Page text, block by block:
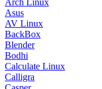
Asus
AV Linux
BackBox
Blender
Bodhi
Calculate Linux
Calligra